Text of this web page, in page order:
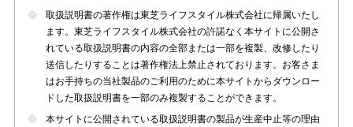
取扱説明書の著作権は東芝ライフスタイル株式会社に帰属いたし
ます。東芝ライフスタイル株式会社の許諾なく本サイトに公開さ
れている取扱説明書の内容の全部または一部を複製、改修したり
送信したりすることは著作権法上禁止されております。お客さま
はお手持ちの当社製品のご利用のために本サイトからダウンロー
ドした取扱説明書を一部のみ複製することができます。
本サイトに公開されている取扱説明書の製品が生産中止等の理由